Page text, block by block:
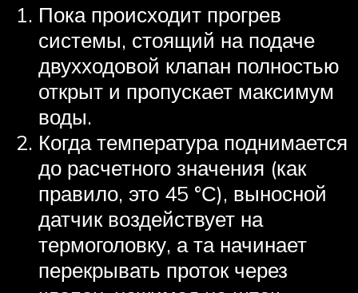
Пока происходит прогрев
системы, стоящий на подаче
двухходовой клапан полностью
открыт и пропускает максимум
воды.
Когда температура поднимается
до расчетного значения (как
правило, это 45 °С), выносной
датчик воздействует на
термоголовку, а та начинает
перекрывать проток через